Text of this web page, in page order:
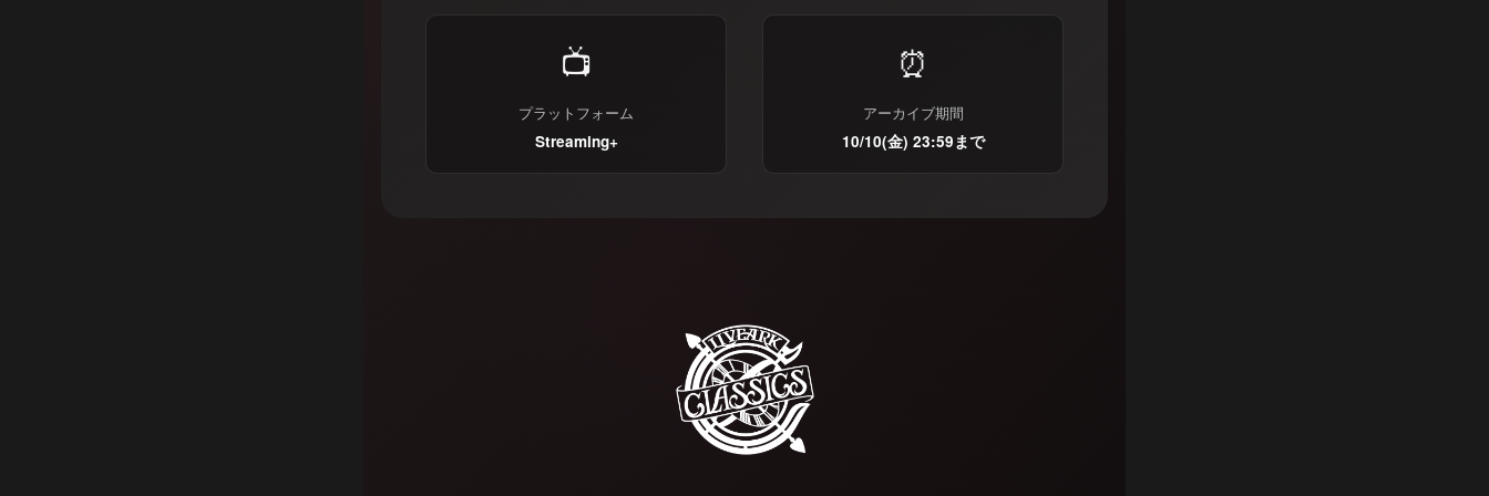
📺
プラットフォーム
Streaming+
⏰
アーカイブ期間
10/10(金) 23:59まで